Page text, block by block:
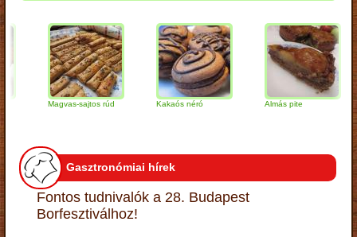
Magvas-sajtos rúd Kakaós néró Almás pite
Gasztronómiai hírek
Fontos tudnivalók a 28. Budapest
Borfesztiválhoz!